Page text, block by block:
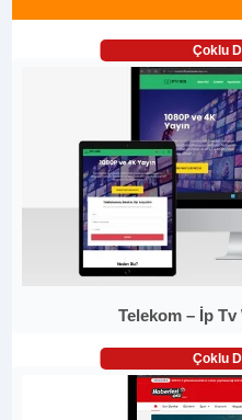
Çoklu
Telekom – İp
Çoklu